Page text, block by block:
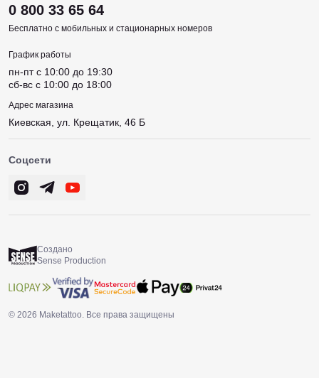
0 800 33 65 64
Бесплатно с мобильных и стационарных номеров
График работы
пн-пт c 10:00 до 19:30
сб-вс c 10:00 до 18:00
Адрес магазина
Киевская, ул. Крещатик, 46 Б
Соцсети
Создано
Sense Production
© 2026 Maketattoo. Все права защищены